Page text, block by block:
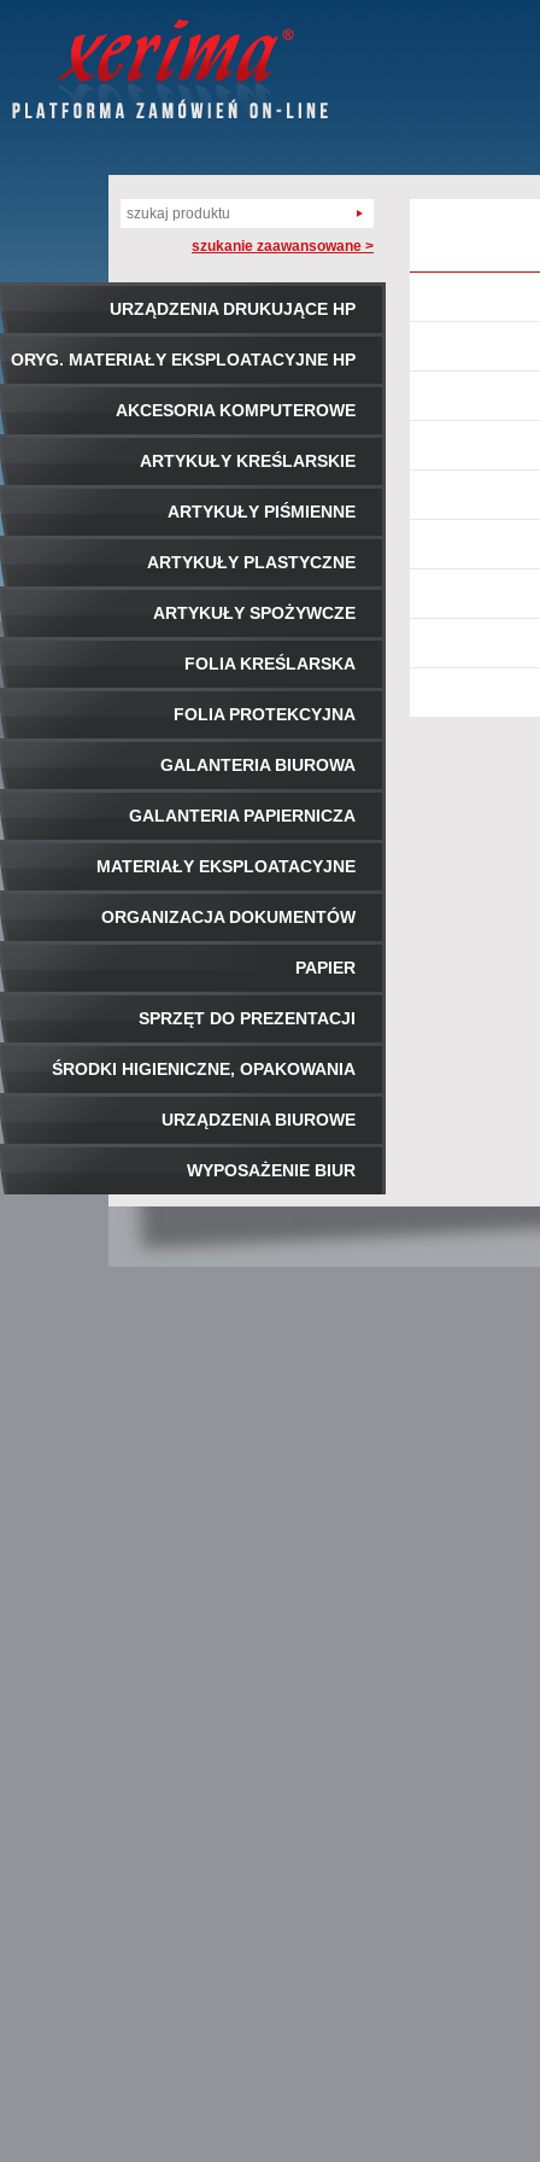
szukanie zaawansowane >
URZĄDZENIA DRUKUJĄCE HP
ORYG. MATERIAŁY EKSPLOATACYJNE HP
AKCESORIA KOMPUTEROWE
ARTYKUŁY KREŚLARSKIE
ARTYKUŁY PIŚMIENNE
ARTYKUŁY PLASTYCZNE
ARTYKUŁY SPOŻYWCZE
FOLIA KREŚLARSKA
FOLIA PROTEKCYJNA
GALANTERIA BIUROWA
GALANTERIA PAPIERNICZA
MATERIAŁY EKSPLOATACYJNE
ORGANIZACJA DOKUMENTÓW
PAPIER
SPRZĘT DO PREZENTACJI
ŚRODKI HIGIENICZNE, OPAKOWANIA
URZĄDZENIA BIUROWE
WYPOSAŻENIE BIUR